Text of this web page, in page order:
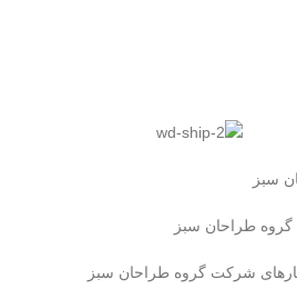
سبز
طراحان سبز
شرکت گروه طراحان سبز